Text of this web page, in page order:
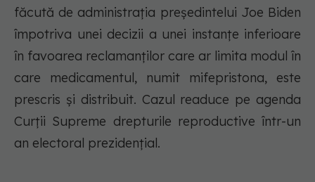
făcută de administrația președintelui Joe Biden
împotriva unei decizii a unei instanțe inferioare
în favoarea reclamanților care ar limita modul în
care medicamentul, numit mifepristona, este
prescris și distribuit. Cazul readuce pe agenda
Curții Supreme drepturile reproductive într-un
an electoral prezidențial.